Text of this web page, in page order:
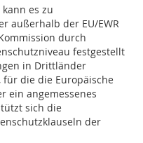
es zu
außerhalb der EU/EWR
durch
festgestellt
in Drittländer
für die die Europäische
ein angemessenes
sich die
der